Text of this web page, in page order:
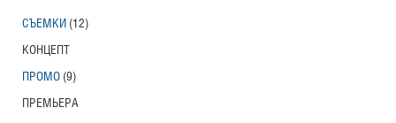
СЪЕМКИ (12)
КОНЦЕПТ
ПРОМО (9)
ПРЕМЬЕРА